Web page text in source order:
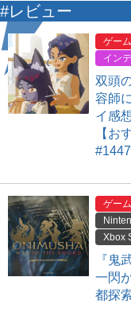
#レビュー
ゲーム
イン
双頭
容師
イ感
【お
#1447
ゲーム
Xbox
『鬼
一閃
都探